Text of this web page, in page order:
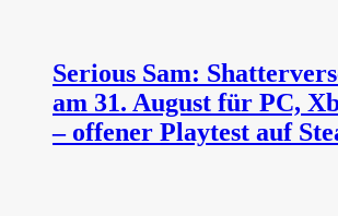
Serious Sam:
am 31. August für PC,
– offener Playtest auf